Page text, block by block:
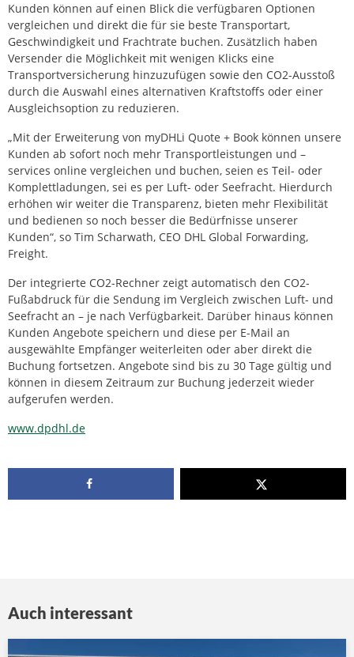
Kunden können auf einen Blick die verfügbaren Optionen
vergleichen und direkt die für sie beste Transportart,
Geschwindigkeit und Frachtrate buchen. Zusätzlich haben
Versender die Möglichkeit mit wenigen Klicks eine
Transportversicherung hinzuzufügen sowie den CO2-Ausstoß
durch die Auswahl eines alternativen Kraftstoffs oder einer
Ausgleichsoption zu reduzieren.
„Mit der Erweiterung von myDHLi Quote + Book können unsere
Kunden ab sofort noch mehr Transportleistungen und –
services online vergleichen und buchen, seien es Teil- oder
Komplettladungen, sei es per Luft- oder Seefracht. Hierdurch
erhöhen wir weiter die Transparenz, bieten mehr Flexibilität
und bedienen so noch besser die Bedürfnisse unserer
Kunden“, so Tim Scharwath, CEO DHL Global Forwarding,
Freight.
Der integrierte CO2-Rechner zeigt automatisch den CO2-
Fußabdruck für die Sendung im Vergleich zwischen Luft- und
Seefracht an – je nach Verfügbarkeit. Darüber hinaus können
Kunden Angebote speichern und diese per E-Mail an
ausgewählte Empfänger weiterleiten oder aber direkt die
Buchung fortsetzen. Angebote sind bis zu 30 Tage gültig und
können in diesem Zeitraum zur Buchung jederzeit wieder
aufgerufen werden.
www.dpdhl.de
Auch interessant